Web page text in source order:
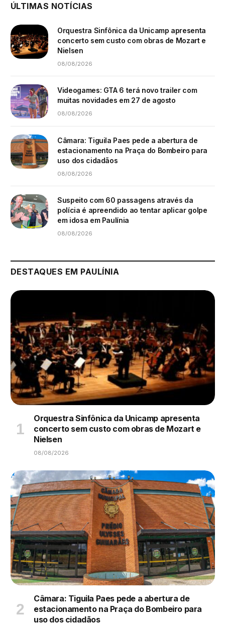
ÚLTIMAS NOTÍCIAS
Orquestra Sinfônica da Unicamp apresenta
concerto sem custo com obras de Mozart e
Nielsen
08/08/2026
Videogames: GTA 6 terá novo trailer com
muitas novidades em 27 de agosto
08/08/2026
Câmara: Tiguila Paes pede a abertura de
estacionamento na Praça do Bombeiro para
uso dos cidadãos
08/08/2026
Suspeito com 60 passagens através da
polícia é apreendido ao tentar aplicar golpe
em idosa em Paulínia
08/08/2026
DESTAQUES EM PAULÍNIA
Orquestra Sinfônica da Unicamp apresenta
concerto sem custo com obras de Mozart e
Nielsen
08/08/2026
Câmara: Tiguila Paes pede a abertura de
estacionamento na Praça do Bombeiro para
uso dos cidadãos